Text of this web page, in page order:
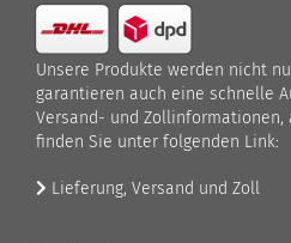
Unsere Produkte werden nicht
garantieren auch eine schnelle
Versand- und Zollinformationen,
finden Sie unter folgenden Link:
Lieferung, Versand und Zoll